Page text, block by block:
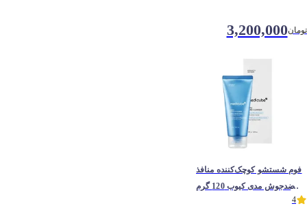
3,200,000تومان
فوم شستشو کوچک‌کننده منافذ
و ضدجوش مدی کیوب 120 گرم
Medi Cube Pore Clean Foam
4